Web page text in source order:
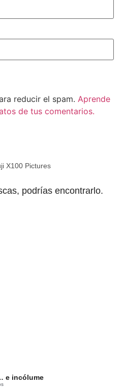
reducir el spam. Aprende
de tus comentarios.
X100 Pictures
podrías encontrarlo.
e incólume